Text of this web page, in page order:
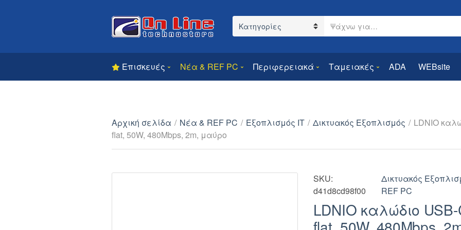
Category name
Search text
Επισκευές Νέα & REF PC Περιφερειακά Ταμειακές ADA WEBsite
Αρχική σελίδα / Νέα & REF PC / Εξοπλισμός IT / Δικτυακός Εξοπλισμός / LDNIO
flat, 50W, 480Mbps, 2m, μαύρο
SKU:
d41d8cd98f00
Δικτυακός
REF PC
LDNIO καλώδιο